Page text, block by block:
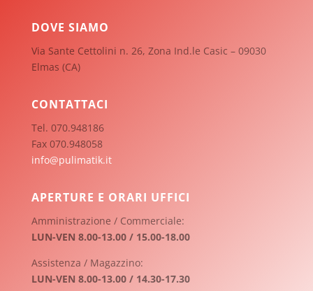
DOVE SIAMO
Via Sante Cettolini n. 26, Zona Ind.le Casic – 09030
Elmas (CA)
CONTATTACI
Tel. 070.948186
Fax 070.948058
info@pulimatik.it
APERTURE E ORARI UFFICI
Amministrazione / Commerciale:
LUN-VEN 8.00-13.00 / 15.00-18.00
Assistenza / Magazzino:
LUN-VEN 8.00-13.00 / 14.30-17.30